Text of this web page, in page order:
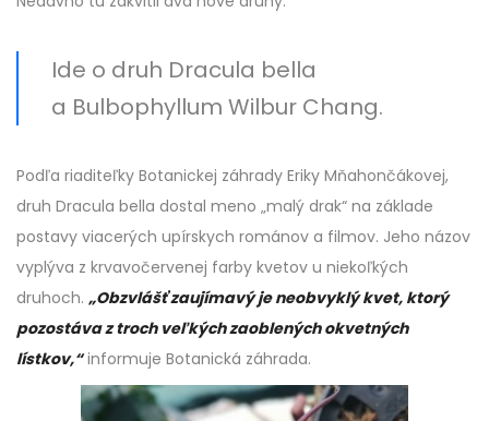
Ide o druh Dracula bella
a Bulbophyllum Wilbur Chang.
Podľa riaditeľky Botanickej záhrady Eriky Mňahončákovej,
druh Dracula bella dostal meno „malý drak“ na základe
postavy viacerých upírskych románov a filmov. Jeho názov
vyplýva z krvavočervenej farby kvetov u niekoľkých
druhoch. „Obzvlášť zaujímavý je neobvyklý kvet, ktorý
pozostáva z troch veľkých zaoblených okvetných
lístkov,“informuje Botanická záhrada.